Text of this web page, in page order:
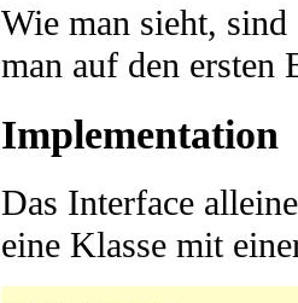
Wie man sieht, sind
man auf den
Implementation
Das Interface
eine Klasse mit